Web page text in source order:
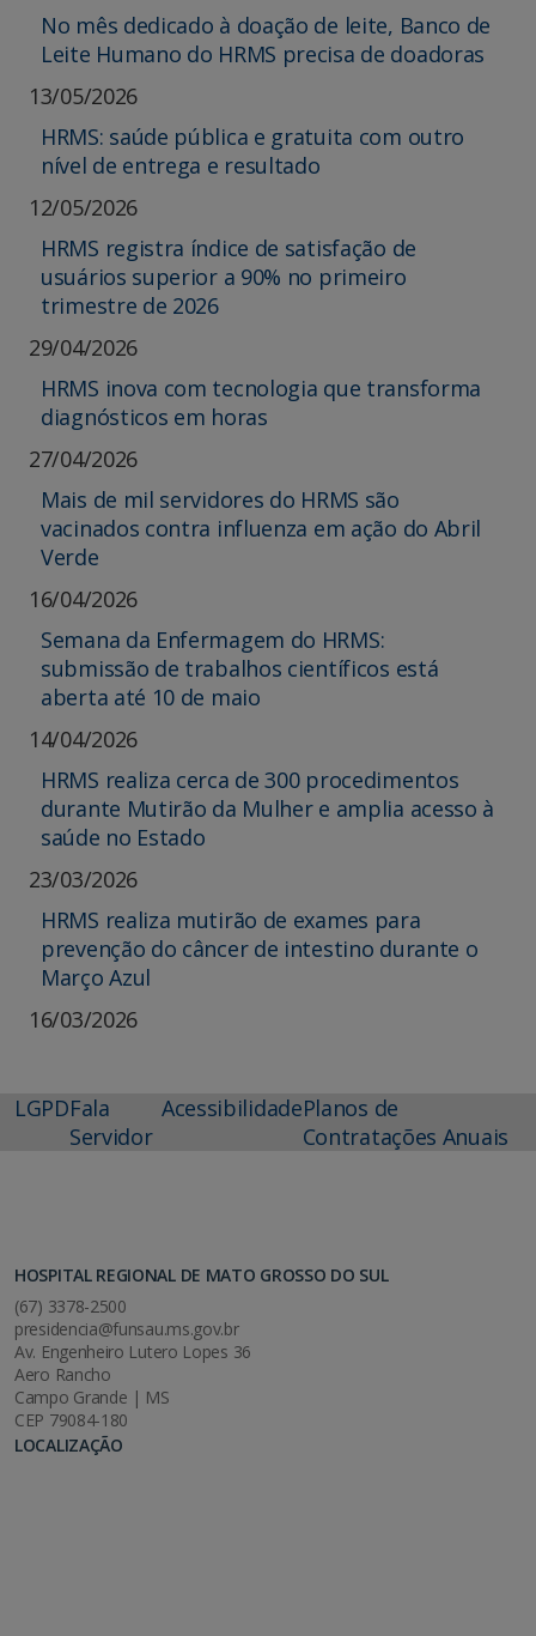
No mês dedicado à doação de leite, Banco de
Leite Humano do HRMS precisa de doadoras
13/05/2026
HRMS: saúde pública e gratuita com outro
nível de entrega e resultado
12/05/2026
HRMS registra índice de satisfação de
usuários superior a 90% no primeiro
trimestre de 2026
29/04/2026
HRMS inova com tecnologia que transforma
diagnósticos em horas
27/04/2026
Mais de mil servidores do HRMS são
vacinados contra influenza em ação do Abril
Verde
16/04/2026
Semana da Enfermagem do HRMS:
submissão de trabalhos científicos está
aberta até 10 de maio
14/04/2026
HRMS realiza cerca de 300 procedimentos
durante Mutirão da Mulher e amplia acesso à
saúde no Estado
23/03/2026
HRMS realiza mutirão de exames para
prevenção do câncer de intestino durante o
Março Azul
16/03/2026
LGPDFala
Servidor
AcessibilidadePlanos de
Contratações Anuais
HOSPITAL REGIONAL DE MATO GROSSO DO SUL
(67) 3378-2500
presidencia@funsau.ms.gov.br
Av. Engenheiro Lutero Lopes 36
Aero Rancho
Campo Grande | MS
CEP 79084-180
LOCALIZAÇÃO